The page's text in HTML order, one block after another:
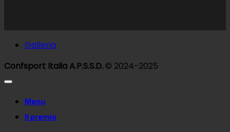
Galleria
Confsport Italia A.P.S.S.D. © 2024-2025
Menu
Il premio